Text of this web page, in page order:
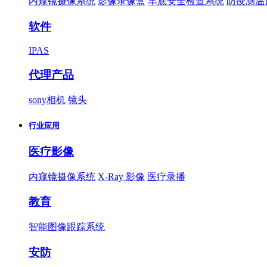
软件
IPAS
代理产品
sony相机 镜头
行业应用
医疗影像
内窥镜摄像系统 X-Ray 影像 医疗录播
教育
智能图像跟踪系统
安防